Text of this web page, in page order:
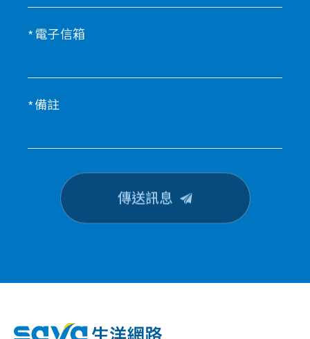
電子信箱
備註
傳送訊息